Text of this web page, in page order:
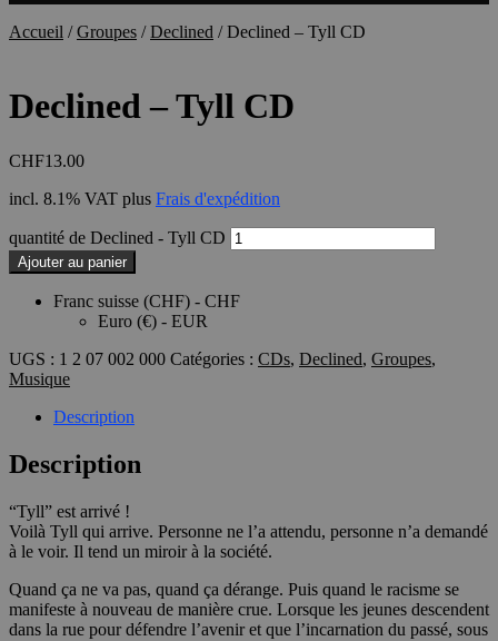
Accueil /Groupes /Declined /Declined – Tyll CD
Declined – Tyll CD
CHF13.00
incl. 8.1% VAT plus Frais d'expédition
quantité de Declined - Tyll CD
Ajouter au panier
Franc suisse (CHF) - CHF
Euro (€) - EUR
UGS : 1 2 07 002 000 Catégories : CDs, Declined, Groupes,
Musique
Description
Description
“Tyll” est arrivé !
Voilà Tyll qui arrive. Personne ne l’a attendu, personne n’a demandé
à le voir. Il tend un miroir à la société.
Quand ça ne va pas, quand ça dérange. Puis quand le racisme se
manifeste à nouveau de manière crue. Lorsque les jeunes descendent
dans la rue pour défendre l’avenir et que l’incarnation du passé, sous